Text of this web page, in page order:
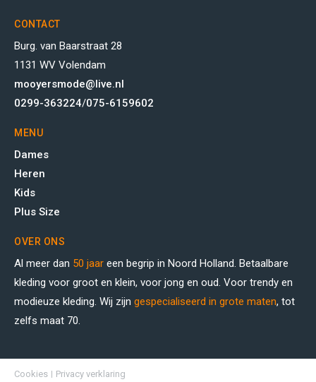
CONTACT
Burg. van Baarstraat 28
1131 WV Volendam
mooyersmode@live.nl
0299-363224/075-6159602
MENU
Dames
Heren
Kids
Plus Size
OVER ONS
Al meer dan 50 jaar een begrip in Noord Holland. Betaalbare
kleding voor groot en klein, voor jong en oud. Voor trendy en
modieuze kleding. Wij zijn gespecialiseerd in grote maten, tot
zelfs maat 70.
Cookies Privacy verklaring